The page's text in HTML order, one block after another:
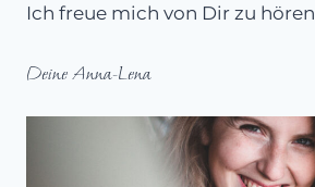
Ich freue mich von Dir zu hören
Deine Anna-Lena